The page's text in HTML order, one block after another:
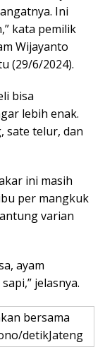
Ini
kata pemilik
Wijayanto
(29/6/2024).
bisa
lebih enak.
sate telur, dan
ini masih
per mangkuk
varian
ayam
jelasnya.
bersama
detikJateng